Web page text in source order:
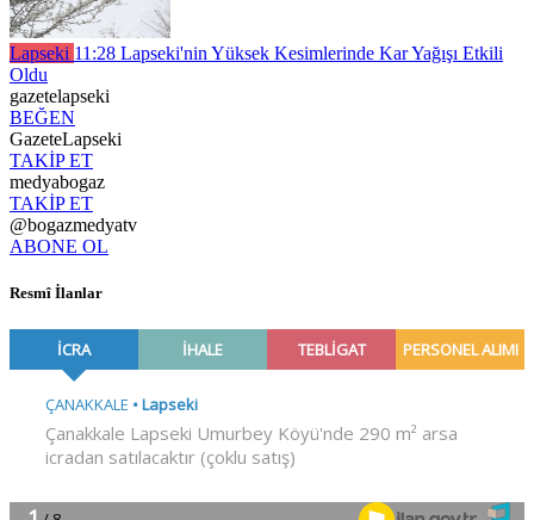
Lapseki 11:28 Lapseki'nin Yüksek Kesimlerinde Kar Yağışı Etkili
Oldu
gazetelapseki
BEĞEN
GazeteLapseki
TAKİP ET
medyabogaz
TAKİP ET
@bogazmedyatv
ABONE OL
Resmî İlanlar